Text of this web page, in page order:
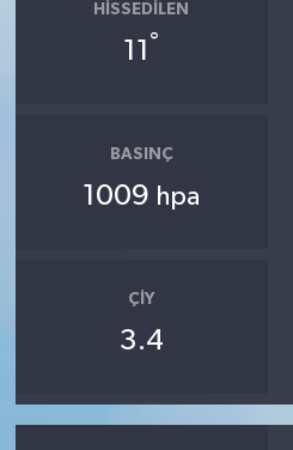
HISSEDILEN
11 °
BASINÇ
1009 hpa
ÇIY
3.4